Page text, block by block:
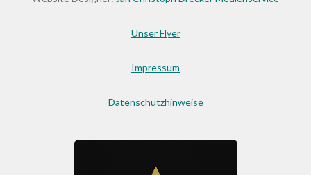
Unser Flyer
Impressum
Datenschutzhinweise